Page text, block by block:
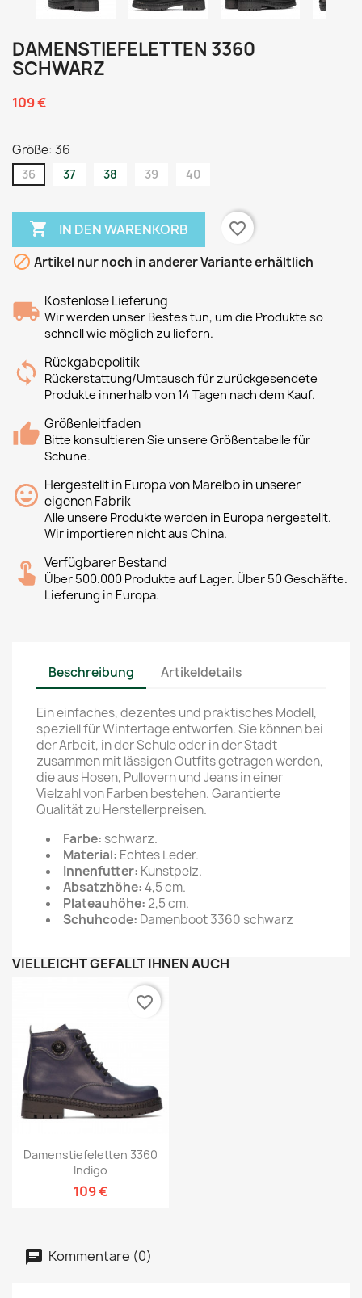
DAMENSTIEFELETTEN 3360
SCHWARZ
109 €
Größe: 36
36 37 38 39 40
 IN DEN WARENKORB
favorite_border
 Artikel nur noch in anderer Variante erhältlich
Kostenlose Lieferung
Wir werden unser Bestes tun, um die Produkte so
schnell wie möglich zu liefern.
Rückgabepolitik
Rückerstattung/Umtausch für zurückgesendete
Produkte innerhalb von 14 Tagen nach dem Kauf.
Größenleitfaden
Bitte konsultieren Sie unsere Größentabelle für
Schuhe.
Hergestellt in Europa von Marelbo in unserer
eigenen Fabrik
Alle unsere Produkte werden in Europa hergestellt.
Wir importieren nicht aus China.
Verfügbarer Bestand
Über 500.000 Produkte auf Lager. Über 50 Geschäfte.
Lieferung in Europa.
Beschreibung Artikeldetails
Ein einfaches, dezentes und praktisches Modell,
speziell für Wintertage entworfen. Sie können bei
der Arbeit, in der Schule oder in der Stadt
zusammen mit lässigen Outfits getragen werden,
die aus Hosen, Pullovern und Jeans in einer
Vielzahl von Farben bestehen. Garantierte
Qualität zu Herstellerpreisen.
Farbe: schwarz.
Material: Echtes Leder.
Innenfutter: Kunstpelz.
Absatzhöhe:4,5 cm.
Plateauhöhe:2,5 cm.
Schuhcode: Damenboot 3360 schwarz
VIELLEICHT GEFÄLLT IHNEN AUCH
Damenstiefeletten 3360
Indigo
109 €
favorite_border
Kommentare (0)